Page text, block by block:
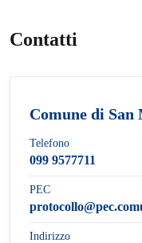
Contatti
Comune di San
Telefono
099 9577711
PEC
Indirizzo